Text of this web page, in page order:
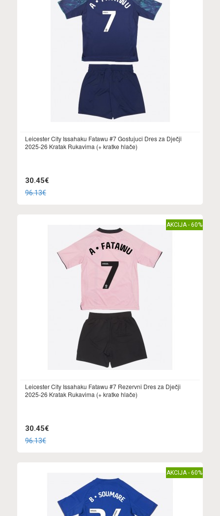
Leicester City Issahaku Fatawu #7 Gostujuci Dres za Dječji
2025-26 Kratak Rukavima (+ kratke hlače)
30.45€
96.13€
AKCIJA - 60%
Leicester City Issahaku Fatawu #7 Rezervni Dres za Dječji
2025-26 Kratak Rukavima (+ kratke hlače)
30.45€
96.13€
AKCIJA - 60%